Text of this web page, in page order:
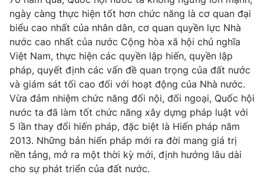
VTV Money VTV Thể thao
VTV Sức khoẻ Bất động sản
Thị trường 24h Tấm lòng Việt
VTV4 Vươn mình bằng AI
VTV9 VTV8
ngày càng thực hiện tốt hơn chức năng là cơ quan đại
biểu cao nhất của nhân dân, cơ quan quyền lực Nhà
nước cao nhất của nước Cộng hòa xã hội chủ nghĩa
Việt Nam, thực hiện các quyền lập hiến, quyền lập
pháp, quyết định các vấn đề quan trọng của đất nước
và giám sát tối cao đối với hoạt động của Nhà nước.
Vừa đảm nhiệm chức năng đối nội, đối ngoại, Quốc hội
nước ta đã làm tốt chức năng xây dựng pháp luật với
5 lần thay đổi hiến pháp, đặc biệt là Hiến pháp năm
2013. Những bản hiến pháp mới ra đời mang giá trị
nền tảng, mở ra một thời kỳ mới, định hướng lâu dài
cho sự phát triển của đất nước.